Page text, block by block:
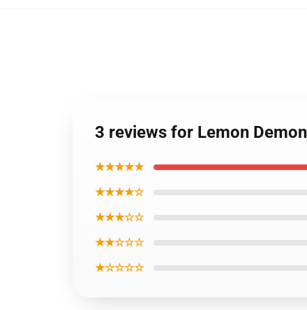
3 reviews for Lemon
★★★★★
★★★★☆
★★★☆☆
★★☆☆☆
★☆☆☆☆